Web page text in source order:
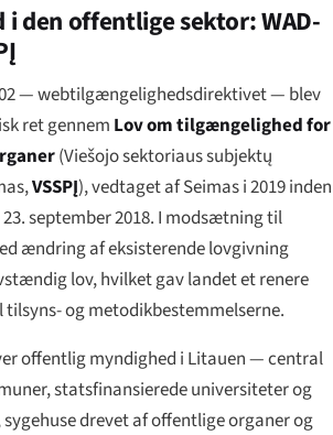
den offentlige sektor: WAD-
— webtilgængelighedsdirektivet — blev
ret gennem Lov om tilgængelighed for
(Viešojo sektoriaus subjektų
,VSSPĮ), vedtaget af Seimas i 2019 inden
september 2018. I modsætning til
ændring af eksisterende lovgivning
lov, hvilket gav landet et renere
og metodikbestemmelserne.
offentlig myndighed i Litauen — central
statsfinansierede universiteter og
drevet af offentlige organer og